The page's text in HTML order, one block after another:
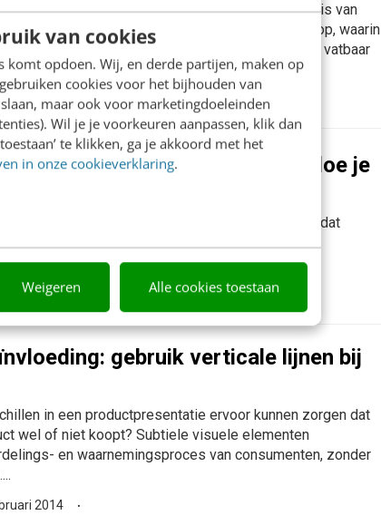
van cookies
komt opdoen. Wij, en derde partijen, maken op
cookies voor het bijhouden van
maar ook voor marketingdoeleinden
Wil je je voorkeuren aanpassen, klik dan
te klikken, ga je akkoord met het
in onze cookieverklaring.
Weigeren Alle cookies toestaan
aanpassen van de verkoopargumenten op basis van
Je bouwt zo stapsgewijs een profiel op, waarin
de betreffende bezoeker het meest vatbaar
2014
via je profielfoto: zo doe je
profilering maken of breken. Zonder dat je je dat
simpele voorwaarde is om...
2014
gebruik verticale lijnen bij
in een productpresentatie ervoor kunnen zorgen dat
wel of niet koopt? Subtiele visuele elementen
en waarnemingsproces van consumenten, zonder
2014